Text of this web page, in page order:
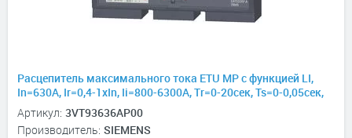
Расцепитель максимального тока ETU MP с функцией LI,
In=630А, Ir=0,4-1хIn, Ii=800-6300А, Tr=0-20сек, Ts=0-0,05сек,
для 3VT3
Артикул: 3VT93636AP00
Производитель: SIEMENS